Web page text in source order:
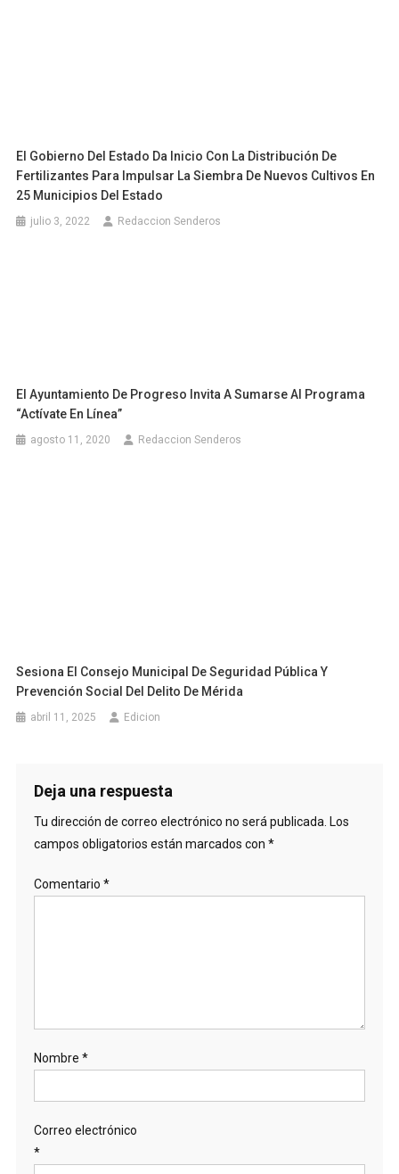
El Gobierno Del Estado Da Inicio Con La Distribución De
Fertilizantes Para Impulsar La Siembra De Nuevos Cultivos En
25 Municipios Del Estado
julio 3, 2022 Redaccion Senderos
El Ayuntamiento De Progreso Invita A Sumarse Al Programa
“actívate En Línea”
agosto 11, 2020 Redaccion Senderos
Sesiona El Consejo Municipal De Seguridad Pública Y
Prevención Social Del Delito De Mérida
abril 11, 2025 Edicion
Deja una respuesta
Tu dirección de correo electrónico no será publicada. Los
campos obligatorios están marcados con *
Comentario *
Nombre *
Correo electrónico
*